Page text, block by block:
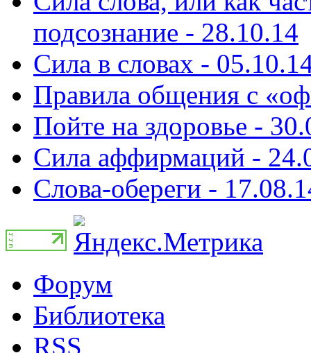
подсознание - 28.10.14
Сила в словах -
Правила общения с
Пойте на здоровье -
Сила аффирмаций -
Слова-обереги -
Форум
Библиотека
RSS